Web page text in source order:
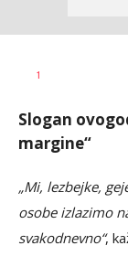
AUTOR
1
Slogan
margine“
„Mi, lezbejke,
osobe izlazimo
svakodnevno“,